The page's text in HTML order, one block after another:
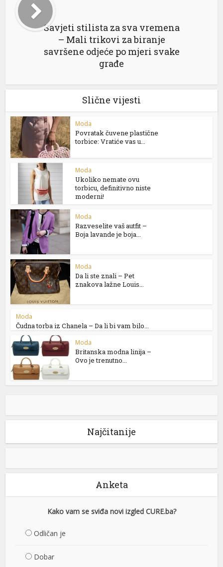
Savjeti stilista za sva vremena
– Mali trikovi za biranje
savršene odjeće po mjeri svake
građe
Slične vijesti
Moda
Povratak čuvene plastične
torbice: Vratiće vas u...
Moda
Ukoliko nemate ovu
torbicu, definitivno niste
moderni!
Moda
Razveselite vaš autfit –
Boja lavande je boja...
Moda
Da li ste znali – Pet
znakova lažne Louis...
Moda
Čudna torba iz Chanela – Da li bi vam bilo...
Moda
Britanska modna linija –
Ovo je trenutno...
Najčitanije
Anketa
Kako vam se sviđa novi izgled CURE.ba?
Odličan je
Dobar